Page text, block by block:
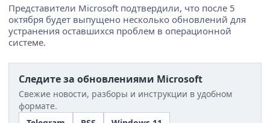
Представители Microsoft подтвердили, что после 5
октября будет выпущено несколько обновлений для
устранения оставшихся проблем в операционной
системе.
Следите за обновлениями Microsoft
Свежие новости, разборы и инструкции в удобном
формате.